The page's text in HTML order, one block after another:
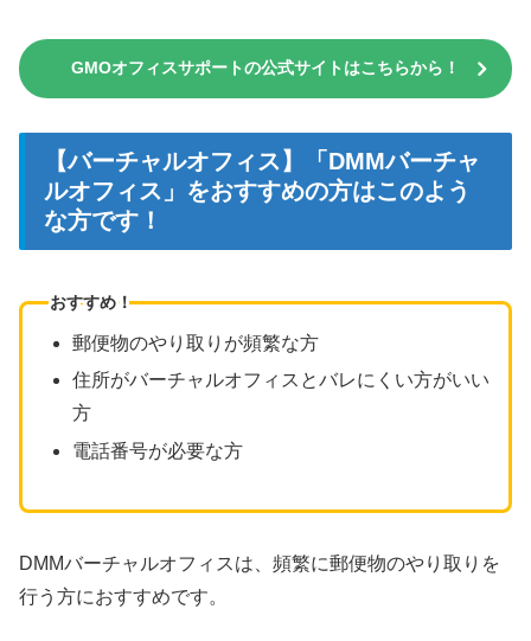
GMOオフィスサポートの公式サイトはこちらから！
【バーチャルオフィス】「DMMバーチャ
ルオフィス」をおすすめの方はこのよう
な方です！
おすすめ！
郵便物のやり取りが頻繁な方
住所がバーチャルオフィスとバレにくい方がいい
方
電話番号が必要な方
DMMバーチャルオフィスは、頻繁に郵便物のやり取りを
行う方におすすめです。